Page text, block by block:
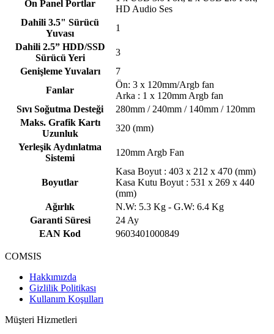
Ön Panel Portlar
HD Audio Ses
Dahili 3.5" Sürücü
Yuvası
1
Dahili 2.5” HDD/SSD
Sürücü Yeri
3
Genişleme Yuvaları
7
Fanlar
Ön: 3 x 120mm/Argb fan
Arka : 1 x 120mm Argb fan
Sıvı Soğutma Desteği
280mm / 240mm / 140mm / 120mm
Maks. Grafik Kartı
Uzunluk
320 (mm)
Yerleşik Aydınlatma
Sistemi
120mm Argb Fan
Boyutlar
Kasa Boyut : 403 x 212 x 470 (mm)
Kasa Kutu Boyut : 531 x 269 x 440
(mm)
Ağırlık
N.W: 5.3 Kg - G.W: 6.4 Kg
Garanti Süresi
24 Ay
EAN Kod
9603401000849
COMSIS
Hakkımızda
Gizlilik Politikası
Kullanım Koşulları
Müşteri Hizmetleri